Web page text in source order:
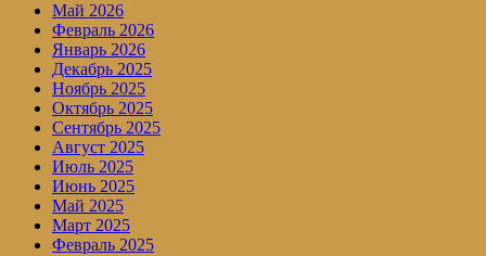
Май 2026
Февраль 2026
Январь 2026
Декабрь 2025
Ноябрь 2025
Октябрь 2025
Сентябрь 2025
Август 2025
Июль 2025
Июнь 2025
Май 2025
Март 2025
Февраль 2025